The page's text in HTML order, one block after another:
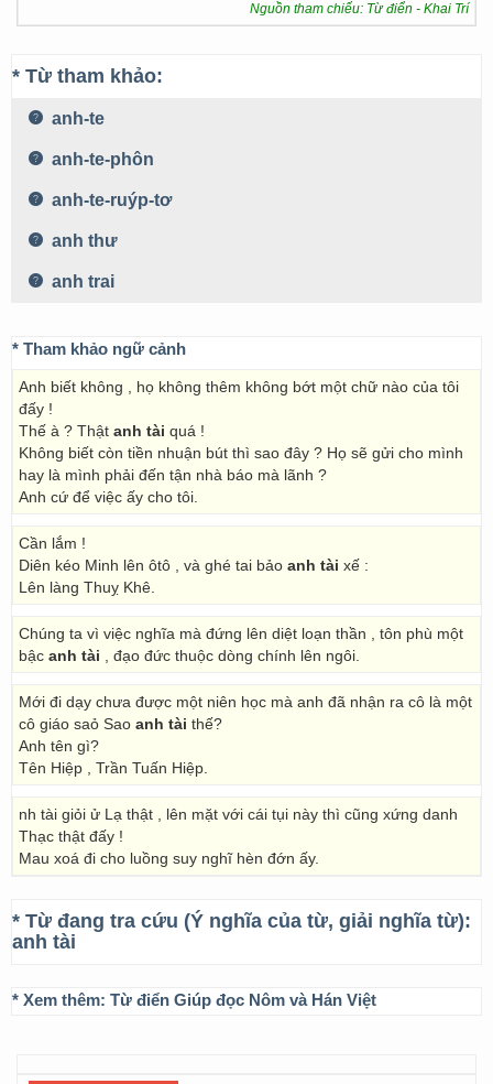
Nguồn tham chiếu: Từ điển - Khai Trí
* Từ tham khảo:
anh-te
anh-te-phôn
anh-te-ruýp-tơ
anh thư
anh trai
* Tham khảo ngữ cảnh
Anh biết không , họ không thêm không bớt một chữ nào của tôi
đấy !
Thế à ? Thật anh tài quá !
Không biết còn tiền nhuận bút thì sao đây ? Họ sẽ gửi cho mình
hay là mình phải đến tận nhà báo mà lãnh ?
Anh cứ để việc ấy cho tôi.
Cần lắm !
Diên kéo Minh lên ôtô , và ghé tai bảo anh tài xế :
Lên làng Thuỵ Khê.
Chúng ta vì việc nghĩa mà đứng lên diệt loạn thần , tôn phù một
bậc anh tài , đạo đức thuộc dòng chính lên ngôi.
Mới đi dạy chưa được một niên học mà anh đã nhận ra cô là một
cô giáo saỏ Sao anh tài thế?
Anh tên gì?
Tên Hiệp , Trần Tuấn Hiệp.
nh tài giỏi ử Lạ thật , lên mặt với cái tụi này thì cũng xứng danh
Thạc thật đấy !
Mau xoá đi cho luồng suy nghĩ hèn đớn ấy.
* Từ đang tra cứu (Ý nghĩa của từ, giải nghĩa từ):
anh tài
* Xem thêm: Từ điển Giúp đọc Nôm và Hán Việt